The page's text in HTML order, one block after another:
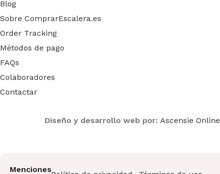
Blog
Sobre ComprarEscalera.es
Order Tracking
Métodos de pago
FAQs
Colaboradores
Contactar
Diseño y desarrollo web por: Ascensie Online
Menciones